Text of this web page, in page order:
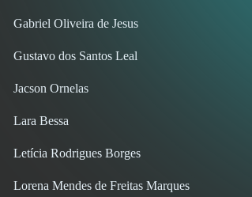
Gabriel Oliveira de Jesus
Gustavo dos Santos Leal
Jacson Ornelas
Lara Bessa
Letícia Rodrigues Borges
Lorena Mendes de Freitas Marques